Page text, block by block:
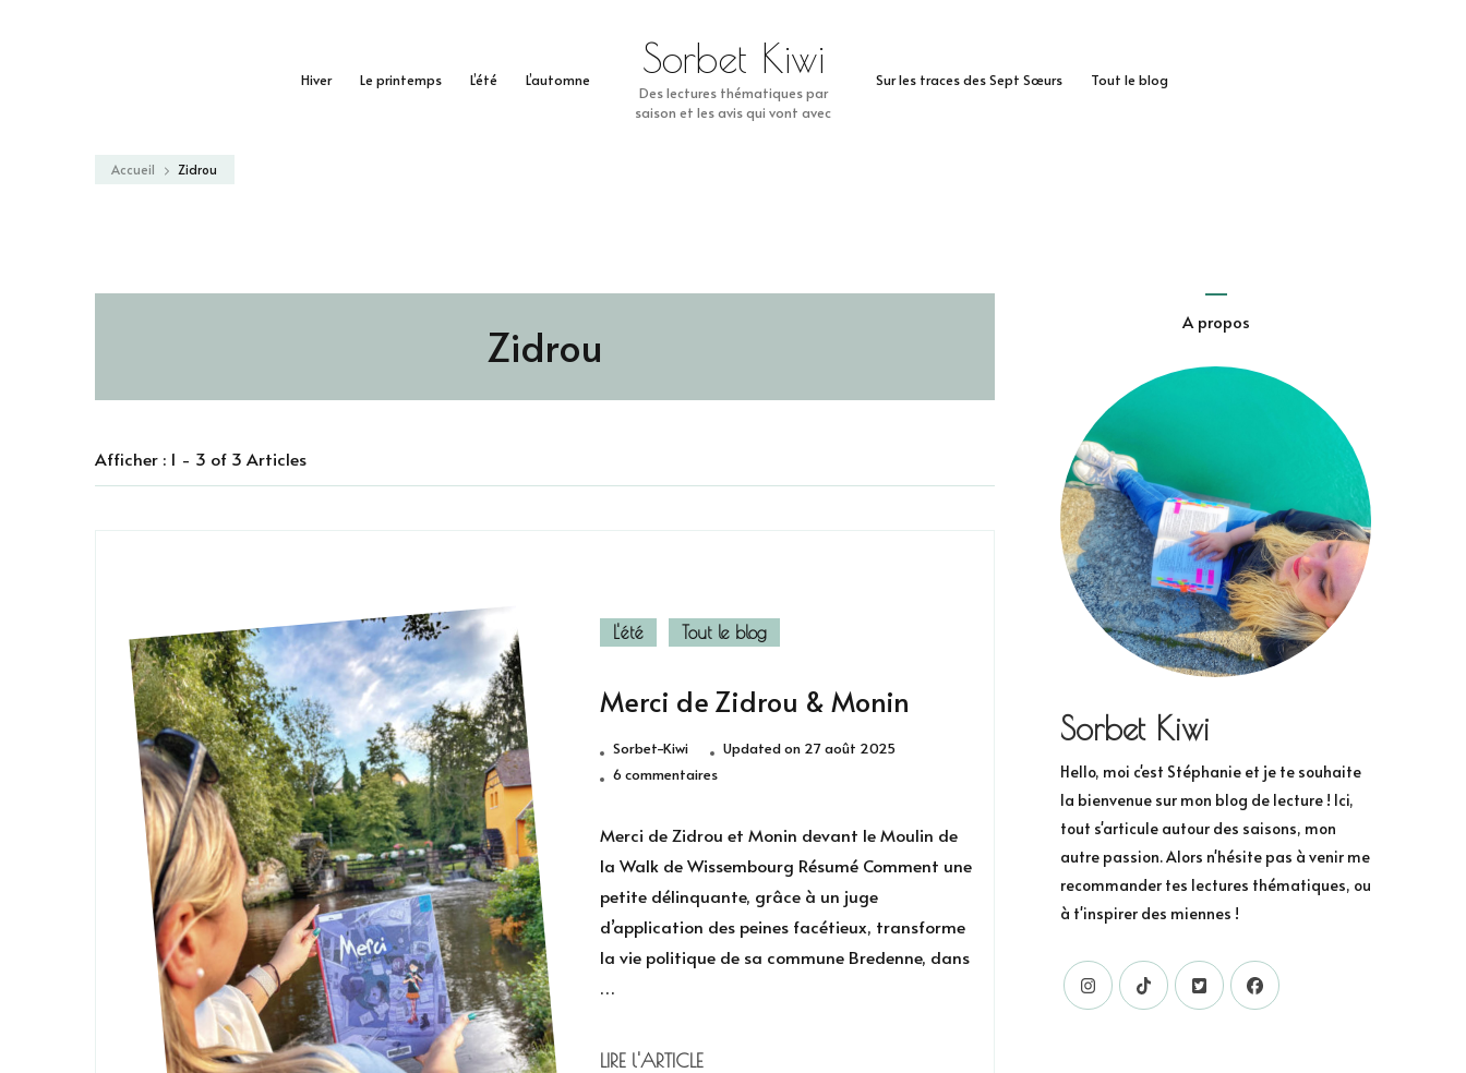
Hiver Le printemps L’été L’automne Sur les traces des Sept Sœurs Tout le blog
Sorbet Kiwi
Des lectures thématiques par
saison et les avis qui vont avec
Accueil Zidrou
Zidrou
Afficher : 1 - 3 of 3 Articles
L'été Tout le blog
Merci de Zidrou & Monin
Sorbet-Kiwi Updated on 27 août 2025
6 commentairessur
&
Monin
Merci de Zidrou et Monin devant le Moulin de
la Walk de Wissembourg Résumé Comment une
petite délinquante, grâce à un juge
d’application des peines facétieux, transforme
la vie politique de sa commune Bredenne, dans
…
LIRE l'ARTICLE
A propos
Sorbet Kiwi
Hello, moi c'est Stéphanie et je te souhaite
la bienvenue sur mon blog de lecture ! Ici,
tout s'articule autour des saisons, mon
autre passion. Alors n'hésite pas à venir me
recommander tes lectures thématiques, ou
à t'inspirer des miennes !